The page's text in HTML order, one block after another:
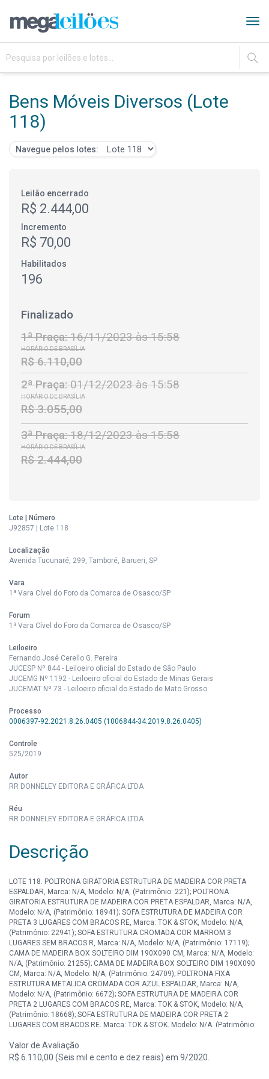
IR
Bens Móveis Diversos (Lote
118)
Navegue pelos lotes:
Leilão encerrado
R$ 2.444,00
Incremento
R$ 70,00
Habilitados
196
Finalizado
1ª Praça:16/11/2023 às 15:58
HORÁRIO DE BRASÍLIA
R$ 6.110,00
2ª Praça:01/12/2023 às 15:58
HORÁRIO DE BRASÍLIA
R$ 3.055,00
3ª Praça:18/12/2023 às 15:58
HORÁRIO DE BRASÍLIA
R$ 2.444,00
Lote | Número
J92857 | Lote 118
Localização
Avenida Tucunaré, 299, Tamboré, Barueri, SP
Vara
1ª Vara Cível do Foro da Comarca de Osasco/SP
Forum
1ª Vara Cível do Foro da Comarca de Osasco/SP
Leiloeiro
Fernando José Cerello G. Pereira
JUCESP Nº 844 - Leiloeiro oficial do Estado de São Paulo
JUCEMG Nº 1192 - Leiloeiro oficial do Estado de Minas Gerais
JUCEMAT Nº 73 - Leiloeiro oficial do Estado de Mato Grosso
Processo
0006397-92.2021.8.26.0405 (1006844-34.2019.8.26.0405)
Controle
525/2019
Autor
RR DONNELEY EDITORA E GRÁFICA LTDA
Réu
RR DONNELEY EDITORA E GRÁFICA LTDA
Descrição
LOTE 118: POLTRONA GIRATORIA ESTRUTURA DE MADEIRA COR PRETA
ESPALDAR, Marca: N/A, Modelo: N/A, (Patrimônio: 221); POLTRONA
GIRATORIA ESTRUTURA DE MADEIRA COR PRETA ESPALDAR, Marca: N/A,
Modelo: N/A, (Patrimônio: 18941); SOFA ESTRUTURA DE MADEIRA COR
PRETA 3 LUGARES COM BRACOS RE, Marca: TOK & STOK, Modelo: N/A,
(Patrimônio: 22941); SOFA ESTRUTURA CROMADA COR MARROM 3
LUGARES SEM BRACOS R, Marca: N/A, Modelo: N/A, (Patrimônio: 17119);
CAMA DE MADEIRA BOX SOLTEIRO DIM 190X090 CM, Marca: N/A, Modelo:
N/A, (Patrimônio: 21255); CAMA DE MADEIRA BOX SOLTEIRO DIM 190X090
CM, Marca: N/A, Modelo: N/A, (Patrimônio: 24709); POLTRONA FIXA
ESTRUTURA METALICA CROMADA COR AZUL ESPALDAR, Marca: N/A,
Modelo: N/A, (Patrimônio: 6672); SOFA ESTRUTURA DE MADEIRA COR
PRETA 2 LUGARES COM BRACOS RE, Marca: TOK & STOK, Modelo: N/A,
(Patrimônio: 18668); SOFA ESTRUTURA DE MADEIRA COR PRETA 2
LUGARES COM BRACOS RE, Marca: TOK & STOK, Modelo: N/A, (Patrimônio:
ESPALDA, Marca: TOK & STOK, Modelo: N/A, (Patrimônio: 21199); POLTRONA
FIXA ESTRUTURA METALICA CROMADA COR PRETA ESPALDA, Marca: TOK
Valor de Avaliação
R$ 6.110,00 (Seis mil e cento e dez reais) em 9/2020.